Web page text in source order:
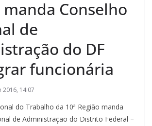
manda Conselho
de
do DF
funcionária
2016, 14:07
do Trabalho da 10ª Região manda
de Administração do Distrito Federal –